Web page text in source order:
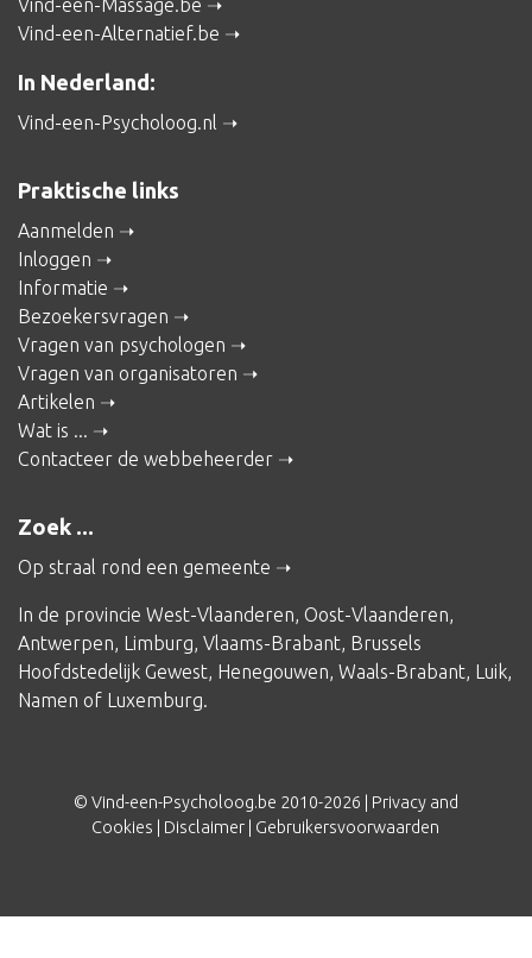
Vind-een-Alternatief.be
In Nederland:
Vind-een-Psycholoog.nl
Praktische links
Aanmelden
Inloggen
Informatie
Bezoekersvragen
Vragen van psychologen
Vragen van organisatoren
Artikelen
Wat is ...
Contacteer de webbeheerder
Zoek ...
Op straal rond een gemeente
In de provincie West-Vlaanderen Oost-Vlaanderen
Antwerpen Limburg Vlaams-Brabant Brussels
Hoofdstedelijk Gewest Henegouwen Waals-Brabant Luik
Namen of Luxemburg
© Vind-een-Psycholoog.be 2010-2026 | Privacy and
Cookies | Disclaimer | Gebruikersvoorwaarden